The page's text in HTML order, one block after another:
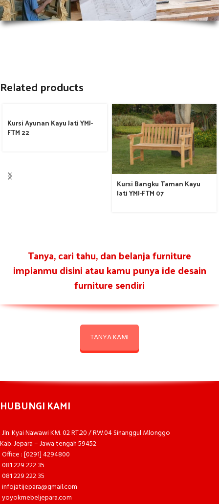
Related products
Kursi Ayunan Kayu Jati YMJ-
FTM 22
Kursi Bangku Taman Kayu
Jati YMJ-FTM 07
Tanya, cari tahu, dan belanja furniture
impianmu disini atau kamu punya ide desain
furniture sendiri
TANYA KAMI
HUBUNGI KAMI
Jln. Kyai Nawawi KM. 02 RT.20 / RW.04 Sinanggul Mlonggo
Kab. Jepara – Jawa tengah 59452
Office : [0291] 4294800
081 229 222 35
081 229 222 35
infojatijepara@gmail.com
yoyokmebeljepara.com